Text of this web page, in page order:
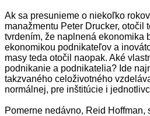
Ak sa presunieme o niekoľko
manažmentu Peter Drucker, otočil
tvrdením, že naplnená ekonomika
ekonomikou podnikateľov a
masy teda otočil naopak. Aké
podnikanie a podnikatelia? Ide
takzvaného celoživotného
normálnej, pre inštitúcie i
Pomerne nedávno, Reid Hoffman,